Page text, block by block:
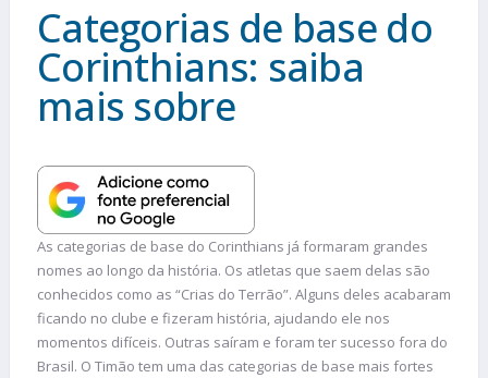
Categorias de base do
Corinthians: saiba
mais sobre
As categorias de base do Corinthians já formaram grandes
nomes ao longo da história. Os atletas que saem delas são
conhecidos como as “Crias do Terrão”. Alguns deles acabaram
ficando no clube e fizeram história, ajudando ele nos
momentos difíceis. Outras saíram e foram ter sucesso fora do
Brasil. O Timão tem uma das categorias de base mais fortes